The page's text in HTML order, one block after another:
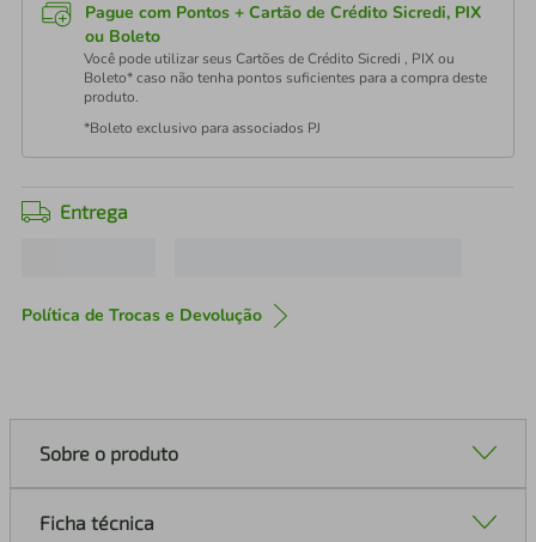
Pague com Pontos + Cartão de Crédito Sicredi, PIX
ou Boleto
Você pode utilizar seus Cartões de Crédito Sicredi , PIX ou
Boleto* caso não tenha pontos suficientes para a compra deste
produto.
*Boleto exclusivo para associados PJ
Entrega
Política de Trocas e Devolução
Sobre o produto
Ficha técnica